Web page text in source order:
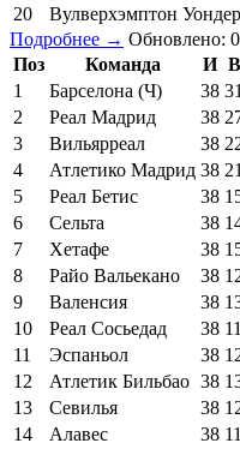
20
Вулверхэмптон
Подробнее → Обновлено:
Поз
Команда И В
1
Барселона (Ч) 38 31
2
Реал Мадрид 38
3
Вильярреал 38
4
Атлетико Мадрид 38 21
5
Реал Бетис 38
6
Сельта 38
7
Хетафе 38
8
Райо Вальекано 38
9
Валенсия 38
10
Реал Сосьедад 38 11
11
Эспаньол 38
12
Атлетик Бильбао 38
13
Севилья 38
14
Алавес 38 11